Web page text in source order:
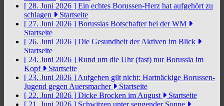
[ 28. Juni 2026 ] Ein echtes Borussen-Herz hat aufgehört zu
schlagen
Startseite
[ 27. Juni 2026 ] Borussias Botschafter bei der WM
Startseite
[ 26. Juni 2026 ] Die Gesundheit der Aktiven im Blick
Startseite
[ 24. Juni 2026 ] Rund um die Uhr (fast) nur Borussia im
Kopf
Startseite
[ 23. Juni 2026 ] Aufgeben gilt nicht: Hartnäckige Borussen-
Jugend gegen Auersmacher
Startseite
[ 22. Juni 2026 ] Dicke Brocken im August
Startseite
[ 21. Juni 2026 ] Schwitzen unter sengender Sonne